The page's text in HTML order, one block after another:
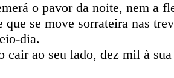
o pavor da noite, nem a
que se move sorrateira nas
dia.
cair ao seu lado, dez mil à